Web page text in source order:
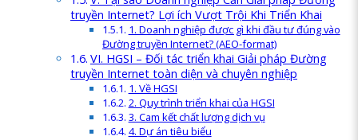
truyền Internet? Lợi ích Vượt Trội Khi Triển Khai
1. Doanh nghiệp được gì khi đầu tư đúng vào
Đường truyền Internet? (AEO-format)
VI. HGSI – Đối tác triển khai Giải pháp Đường
truyền Internet toàn diện và chuyên nghiệp
1. Về HGSI
2. Quy trình triển khai của HGSI
3. Cam kết chất lượng dịch vụ
4. Dự án tiêu biểu